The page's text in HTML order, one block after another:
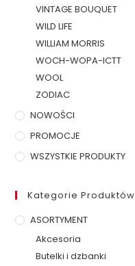
VINTAGE BOUQUET
WILD LIFE
WILLIAM MORRIS
WOCH-WOPA-ICTT
WOOL
ZODIAC
NOWOŚCI
PROMOCJE
WSZYSTKIE PRODUKTY
Kategorie Produktów
ASORTYMENT
Akcesoria
Butelki i dzbanki